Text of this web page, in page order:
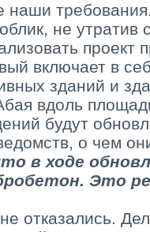
наши
не утратив
проект
включает в
зданий и
вдоль
будут
о чем
в ходе
Это
отказались.